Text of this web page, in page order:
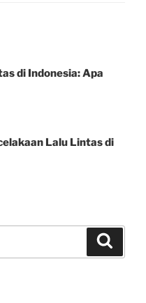
di Indonesia: Apa
Lalu Lintas di